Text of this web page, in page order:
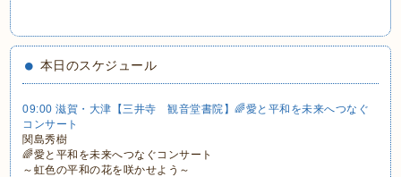
本日のスケジュール
09:00 滋賀・大津【三井寺 観音堂書院】🌈愛と平和を未来へつなぐ
コンサート
関島秀樹
🌈愛と平和を未来へつなぐコンサート
～虹色の平和の花を咲かせよう～